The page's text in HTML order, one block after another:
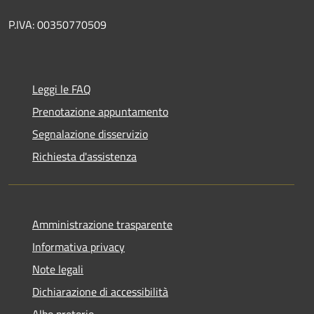
P.IVA: 00350770509
Leggi le FAQ
Prenotazione appuntamento
Segnalazione disservizio
Richiesta d'assistenza
Amministrazione trasparente
Informativa privacy
Note legali
Dichiarazione di accessibilità